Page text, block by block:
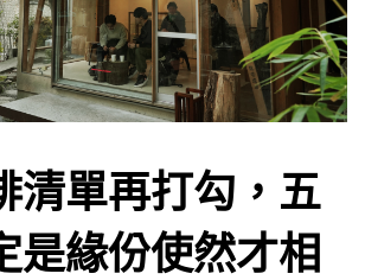
清單再打勾，五
是緣份使然才相